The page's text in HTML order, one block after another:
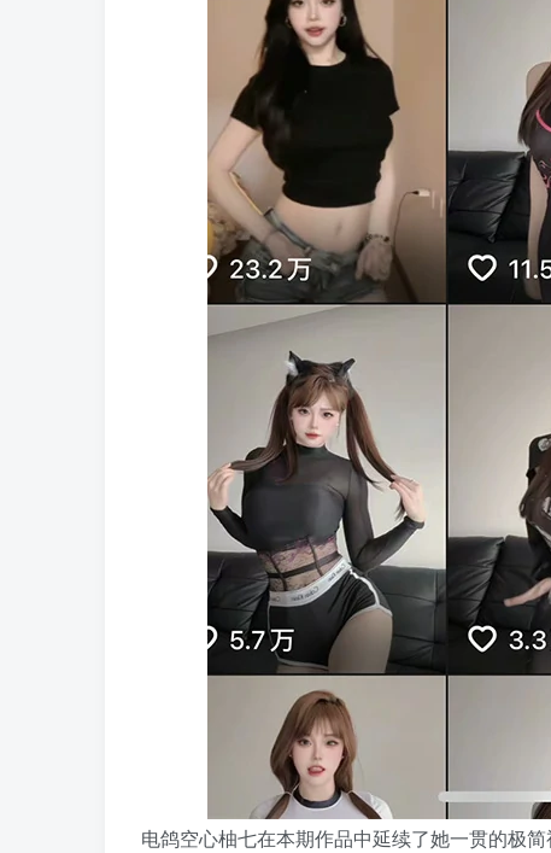
电鸽空心柚七在本期作品中延续了她一贯的极